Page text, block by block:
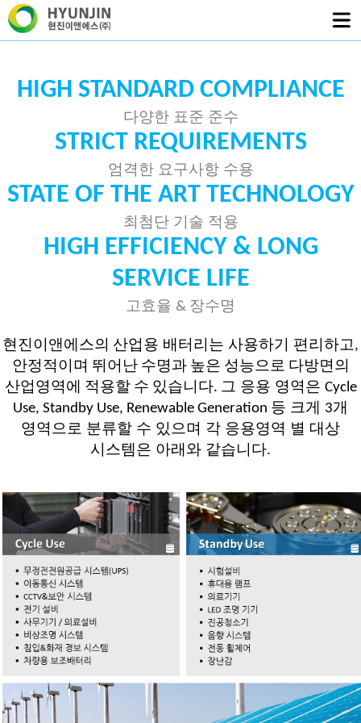
HIGH STANDARD COMPLIANCE
다양한 표준 준수
STRICT REQUIREMENTS
엄격한 요구사항 수용
STATE OF THE ART TECHNOLOGY
최첨단 기술 적용
HIGH EFFICIENCY & LONG
SERVICE LIFE
고효율 & 장수명
현진이앤에스의 산업용 배터리는 사용하기 편리하고 ,
안정적이며 뛰어난 수명과 높은 성능으로 다방면의
산업영역에 적용할 수 있습니다. 그 응용 영역은 Cycle
Use, Standby Use, Renewable Generation 등 크게 3개
영역으로 분류할 수 있으며 각 응용영역 별 대상
시스템은 아래와 같습니다.